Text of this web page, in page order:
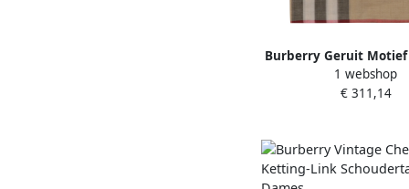
Burberry Geruit Motief
Sjaal Beige
1 webshop
€ 311,14